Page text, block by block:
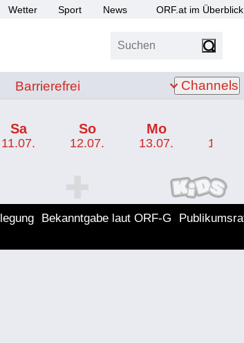
Wetter Sport News ORF.at im Überblick
Suchen
Barrierefrei
Barrierefrei Channels
Sa
11.07.
So
12.07.
Mo
13.07. 14.07.
ORF KIDS Programm
Bekanntgabe laut ORF-G